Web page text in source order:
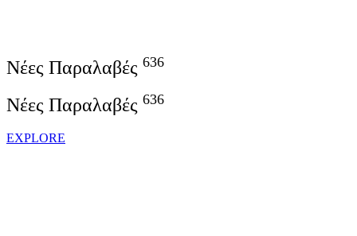
Νέες Παραλαβές 636
Νέες Παραλαβές 636
EXPLORE